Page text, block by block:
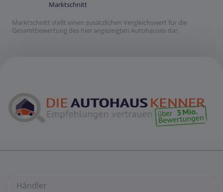
Marktschnitt
Marktschnitt stellt einen zusätzlichen Vergleichswert für die
Gesamtbewertung des hier angezeigten Autohauses dar.
Händler